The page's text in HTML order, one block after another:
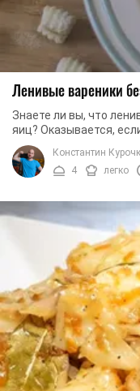
Ленивые вареники
Знаете ли вы, что
яиц? Оказывается,
творогом, можно
Константин
4
легко